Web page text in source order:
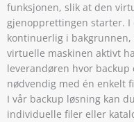
funksjonen, slik at den
gjenopprettingen starter.
kontinuerlig i
virtuelle maskinen aktivt
leverandøren hvor
nødvendig med én enkelt
I vår backup løsning kan
individuelle filer eller